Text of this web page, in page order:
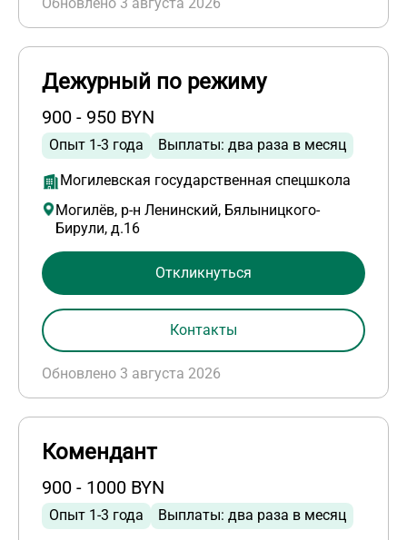
Обновлено 3 августа 2026
Дежурный по режиму
900 - 950 BYN
Опыт 1-3 года Выплаты: два раза в месяц
Могилевская государственная спецшкола
Могилёв, р-н Ленинский, Бялыницкого-
Бирули, д.16
Обновлено 3 августа 2026
Откликнуться
Контакты
Комендант
900 - 1000 BYN
Опыт 1-3 года Выплаты: два раза в месяц